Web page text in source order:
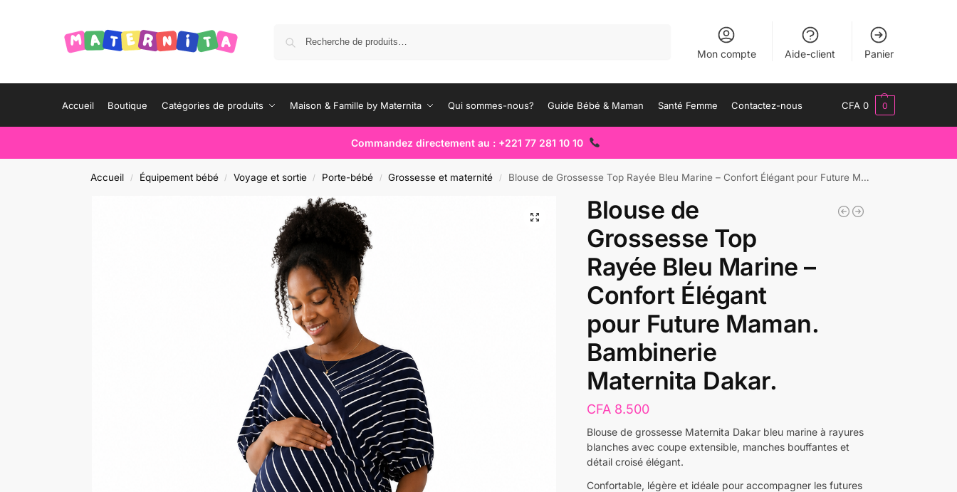
Mon compte Aide-client Panier
Accueil Boutique Catégories de produits Maison & Famille by Maternita Qui sommes-nous? Guide Bébé & Maman Santé Femme Contactez-nous CFA 0 0
Commandez directement au : +221 77 281 10 10
Accueil / Équipement bébé / Voyage et sortie / Porte-bébé / Grossesse et maternité / Blouse de Grossesse Top Rayée Bleu Marine – Confort Élégant pour Future Maman. Bambinerie Maternita Dakar.
Blouse de
Grossesse Top
Rayée Bleu Marine –
Confort Élégant
pour Future Maman.
Bambinerie
Maternita Dakar.
CFA 8.500
Blouse de grossesse Maternita Dakar bleu marine à rayures
blanches avec coupe extensible, manches bouffantes et
détail croisé élégant.
Confortable, légère et idéale pour accompagner les futures